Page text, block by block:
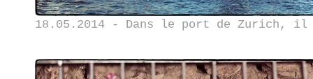
18.05.2014 - Dans le port de Zurich,